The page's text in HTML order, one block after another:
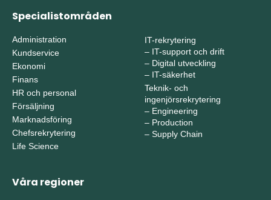
Specialistområden
Administration
Kundservice
Ekonomi
Finans
HR och personal
Försäljning
Marknadsföring
Chefsrekrytering
Life Science
IT-rekrytering
– IT-support och drift
– Digital utveckling
– IT-säkerhet
Teknik- och
ingenjörsrekrytering
– Engineering
– Production
– Supply Chain
Våra regioner